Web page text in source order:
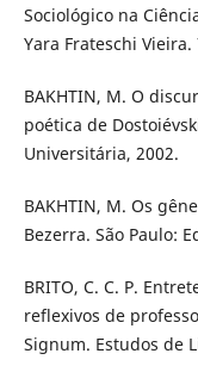
Sociológico na
Yara Frateschi Vieira.
BAKHTIN, M. O
poética de
Universitária, 2002.
BAKHTIN, M. Os
Bezerra. São Paulo:
BRITO, C. C. P.
reflexivos de
Signum. Estudos de